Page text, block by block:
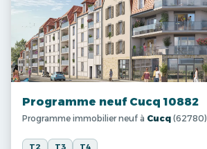
Programme neuf Cucq 10882
Programme immobilier neuf à Cucq (62780)
T2 T3 T4